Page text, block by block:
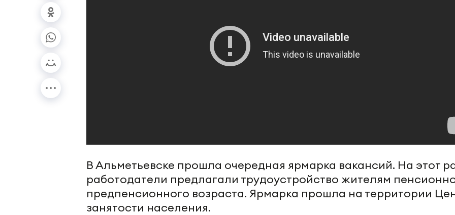
В Альметьевске прошла очередная ярмарка вакансий. На этот
работодатели предлагали трудоустройство жителям
предпенсионного возраста. Ярмарка прошла на территории
занятости населения.